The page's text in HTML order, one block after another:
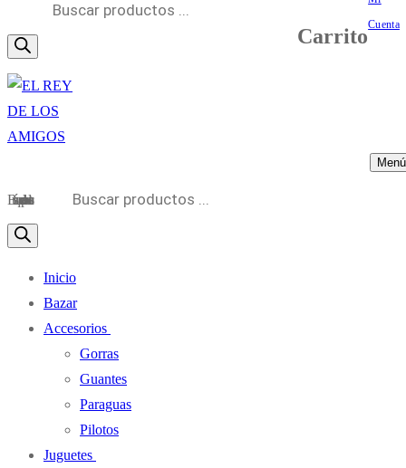
CarritoCuenta
Menú
Búsqueda de productos
Inicio
Bazar
Accesorios
Gorras
Guantes
Paraguas
Pilotos
Juguetes